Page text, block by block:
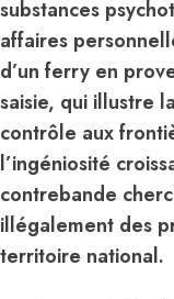
substances
affaires
d’un ferry en
saisie, qui illustre
contrôle aux
l’ingéniosité
contrebande
illégalement des
territoire national.